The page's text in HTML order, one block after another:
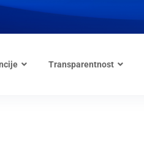
Transparentnost